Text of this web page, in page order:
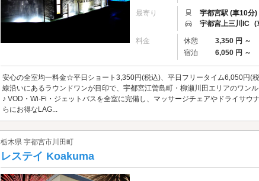
最寄り
宇都宮駅 (車10分)
宇都宮上三川IC (
料金 休憩 3,350 円 ～
宿泊
6,050 円 ～
安心の全室均一料金☆平日ショート3,350円(税込)、平日フリータイム6,050円(
線沿いにあるラウンドワンが目印で、宇都宮江曽島町・柳瀬川田エリアのワン
♪ VOD・Wi-Fi・ジェットバスを全室に完備し、マッサージチェアやドライサウ
らにお得なLAG...
栃木県 宇都宮市川田町
レステイ Koakuma